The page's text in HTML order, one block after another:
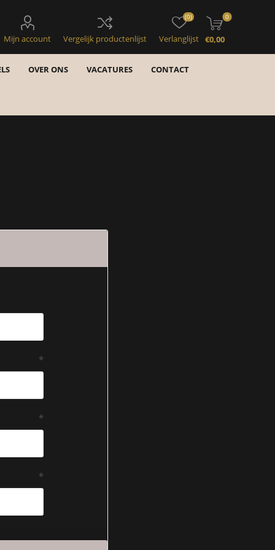
Mijn account Vergelijk productenlijst Verlanglijst
(0) 0
€0,00
OVER ONS VACATURES CONTACT
*
*
*